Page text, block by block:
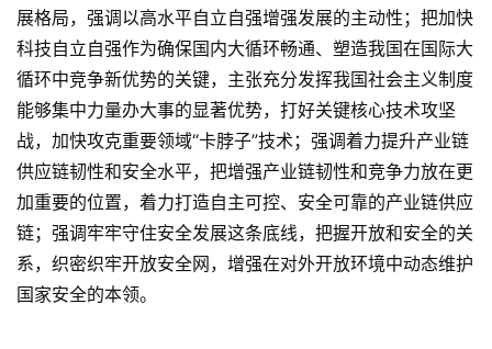
首
页
快
讯
展格局，强调以高水平自立自强增强发展的主动性；把加快
科技自立自强作为确保国内大循环畅通、塑造我国在国际大
循环中竞争新优势的关键，主张充分发挥我国社会主义制度
能够集中力量办大事的显著优势，打好关键核心技术攻坚
战，加快攻克重要领域“卡脖子”技术；强调着力提升产业链
供应链韧性和安全水平，把增强产业链韧性和竞争力放在更
加重要的位置，着力打造自主可控、安全可靠的产业链供应
链；强调牢牢守住安全发展这条底线，把握开放和安全的关
系，织密织牢开放安全网，增强在对外开放环境中动态维护
国家安全的本领。